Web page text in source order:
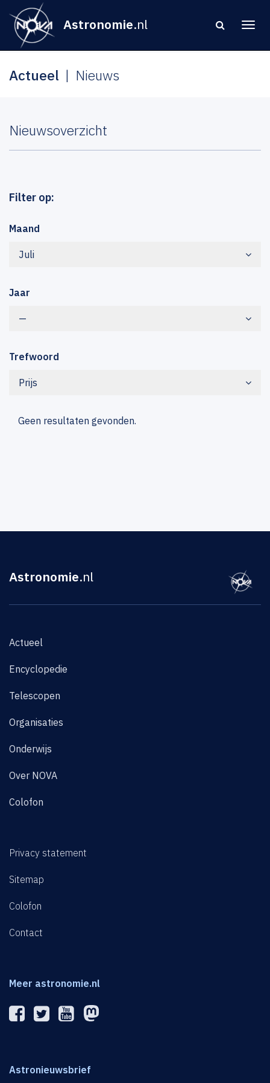
Astronomie.nl
Actueel Nieuws
Nieuwsoverzicht
Filter op:
Maand
Juli
Jaar
—
Trefwoord
Prijs
Geen resultaten gevonden.
Astronomie.nl
Actueel
Encyclopedie
Telescopen
Organisaties
Onderwijs
Over NOVA
Colofon
Privacy statement
Sitemap
Colofon
Contact
Meer astronomie.nl
Astronieuwsbrief